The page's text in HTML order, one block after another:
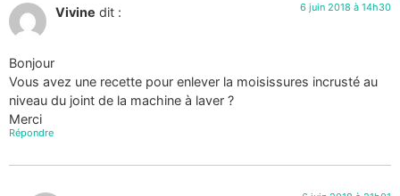
Vivine dit : 6 juin 2018 à 14h30
Bonjour
Vous avez une recette pour enlever la moisissures incrusté au
niveau du joint de la machine à laver ?
Merci
Répondre